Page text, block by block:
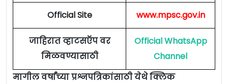
Official Site www.mpsc.gov.in
जाहिरात व्हाटसऍप वर
मिळवण्यासाठी
Official WhatsApp
Channel
मागील वर्षांच्या प्रश्नपत्रिकांसाठी येथे क्लिक